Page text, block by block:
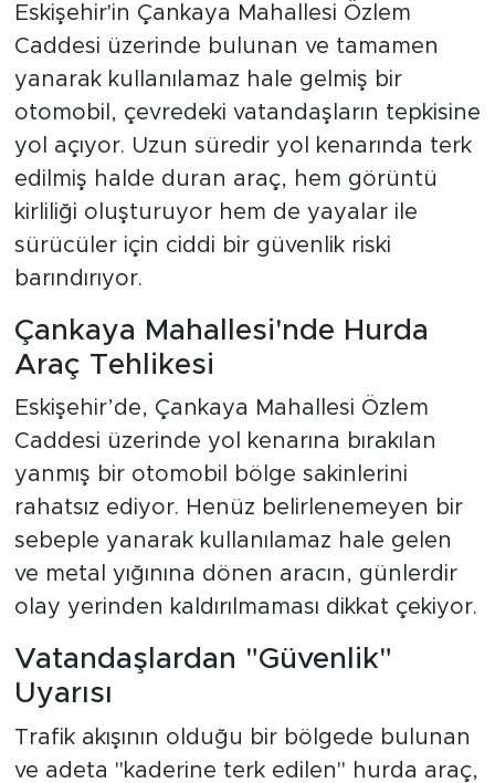
Eskişehir'in Çankaya Mahallesi Özlem
Caddesi üzerinde bulunan ve tamamen
yanarak kullanılamaz hale gelmiş bir
otomobil, çevredeki vatandaşların tepkisine
yol açıyor. Uzun süredir yol kenarında terk
edilmiş halde duran araç, hem görüntü
kirliliği oluşturuyor hem de yayalar ile
sürücüler için ciddi bir güvenlik riski
barındırıyor.
Çankaya Mahallesi'nde Hurda
Araç Tehlikesi
Eskişehir’de, Çankaya Mahallesi Özlem
Caddesi üzerinde yol kenarına bırakılan
yanmış bir otomobil bölge sakinlerini
rahatsız ediyor. Henüz belirlenemeyen bir
sebeple yanarak kullanılamaz hale gelen
ve metal yığınına dönen aracın, günlerdir
olay yerinden kaldırılmaması dikkat çekiyor.
Vatandaşlardan "Güvenlik"
Uyarısı
Trafik akışının olduğu bir bölgede bulunan
ve adeta "kaderine terk edilen" hurda araç,